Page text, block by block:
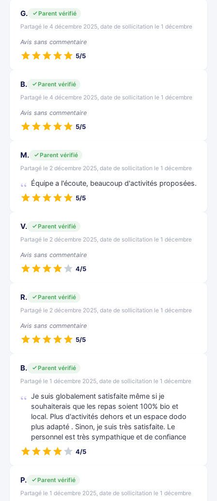
G.
Parent vérifié
Partagé le 4 décembre 2025, date de sollicitation le 1 décembre
Avis sans commentaire
5/5
B.
Parent vérifié
Partagé le 4 décembre 2025, date de sollicitation le 1 décembre
Avis sans commentaire
5/5
M.
Parent vérifié
Partagé le 2 décembre 2025, date de sollicitation le 1 décembre
Équipe a l'écoute, beaucoup d'activités proposées.
5/5
V.
Parent vérifié
Partagé le 2 décembre 2025, date de sollicitation le 1 décembre
Avis sans commentaire
4/5
R.
Parent vérifié
Partagé le 2 décembre 2025, date de sollicitation le 1 décembre
Avis sans commentaire
5/5
B.
Parent vérifié
Partagé le 1 décembre 2025, date de sollicitation le 1 décembre
Je suis globalement satisfaite même si je
souhaiterais que les repas soient 100% bio et
local. Plus d'activités dehors et un espace dodo
plus adapté . Sinon, je suis très satisfaite. Le
personnel est très sympathique et de confiance
4/5
P.
Parent vérifié
Partagé le 1 décembre 2025, date de sollicitation le 1 décembre